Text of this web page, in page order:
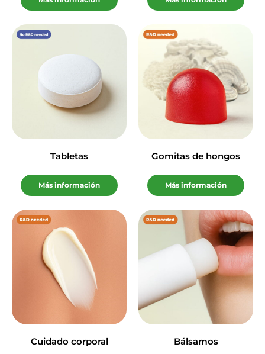
Tabletas
Más información
Gomitas de hongos
Más información
Cuidado corporal Bálsamos